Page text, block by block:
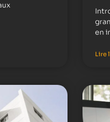
en
Lire